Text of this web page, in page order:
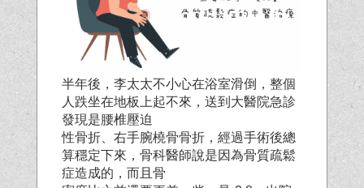
半年後，李太太不小心在浴室滑倒，整個
人跌坐在地板上起不來，送到大醫院急診
發現是腰椎壓迫
性骨折、右手腕橈骨骨折，經過手術後總
算穩定下來，骨科醫師說是因為骨質疏鬆
症造成的，而且骨